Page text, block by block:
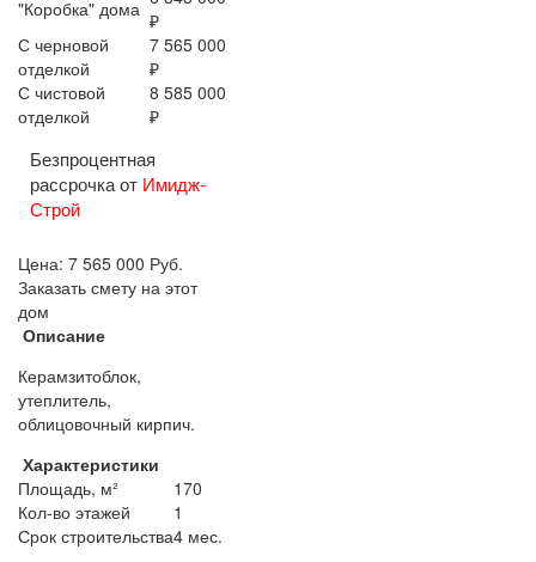
"Коробка" дома ₽
С черновой
отделкой
7 565 000
₽
С чистовой
отделкой
8 585 000
₽
Безпроцентная
рассрочка от Имидж-
Строй
Цена: 7 565 000 Руб.
Заказать смету на этот
дом
Описание
Керамзитоблок,
утеплитель,
облицовочный кирпич.
Характеристики
Площадь, м²
170
Кол-во этажей
1
Срок строительства4 мес.